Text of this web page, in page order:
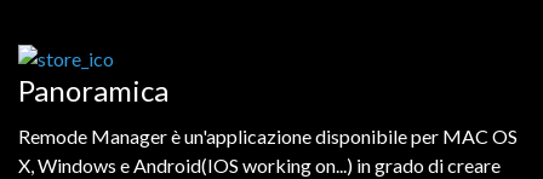
Panoramica
Remode Managerèun'applicazionedisponibileper MAC OS
X,Windows eAndroid(IOS working on...) in gradodicreare